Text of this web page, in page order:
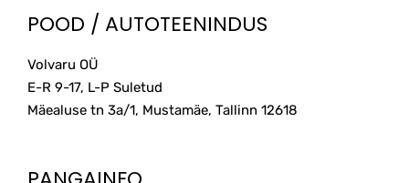
POOD / AUTOTEENINDUS
Volvaru OÜ
E-R 9-17, L-P Suletud
Mäealuse tn 3a/1, Mustamäe, Tallinn 12618